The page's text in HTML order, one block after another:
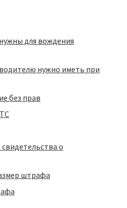
для вождения
нужно иметь при
без прав
о
штрафа